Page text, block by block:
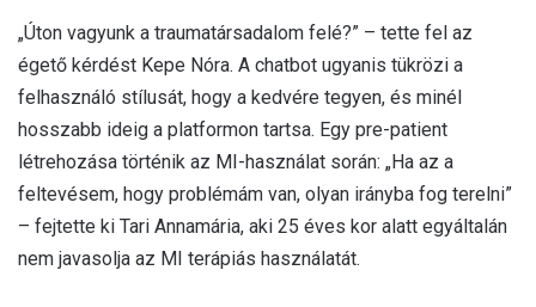
„Úton vagyunk a traumatársadalom felé?” – tette fel az
égető kérdést Kepe Nóra. A chatbot ugyanis tükrözi a
felhasználó stílusát, hogy a kedvére tegyen, és minél
hosszabb ideig a platformon tartsa. Egy pre-patient
létrehozása történik az MI-használat során: „Ha az a
feltevésem, hogy problémám van, olyan irányba fog terelni”
– fejtette ki Tari Annamária, aki 25 éves kor alatt egyáltalán
nem javasolja az MI terápiás használatát.